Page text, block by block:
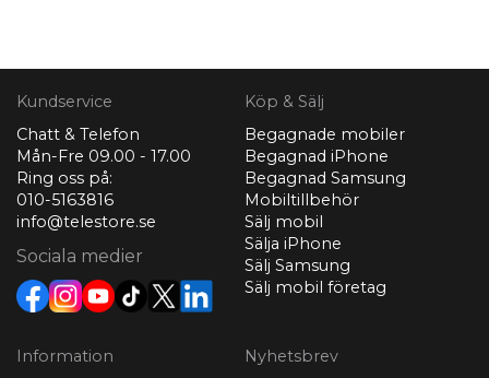
Kundservice
Chatt & Telefon
Mån-Fre 09.00 - 17.00
Ring oss på:
010-5163816
info@telestore.se
Sociala medier
Köp & Sälj
Begagnade mobiler
Begagnad iPhone
Begagnad Samsung
Mobiltillbehör
Sälj mobil
Sälja iPhone
Sälj Samsung
Sälj mobil företag
Information
Nyhetsbrev